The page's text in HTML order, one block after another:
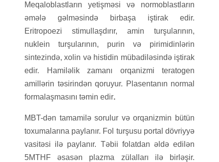
Meqaloblastların yetişməsi və normoblastların
əmələ gəlməsində birbaşa iştirak edir.
Eritropoezi stimullaşdırır, amin turşularının,
nuklein turşularının, purin və pirimidinlərin
sintezində, xolin və histidin mübadiləsində iştirak
edir. Hamiləlik zamanı orqanizmi teratogen
amillərin təsirindən qoruyur. Plasentanın normal
formalaşmasını təmin edir.
MBT-dən tamamilə sorulur və orqanizmin bütün
toxumalarına paylanır. Fol turşusu portal dövriyyə
vasitəsi ilə paylanır. Təbii folatdan əldə edilən
5MTHF əsasən plazma zülalları ilə birləşir.